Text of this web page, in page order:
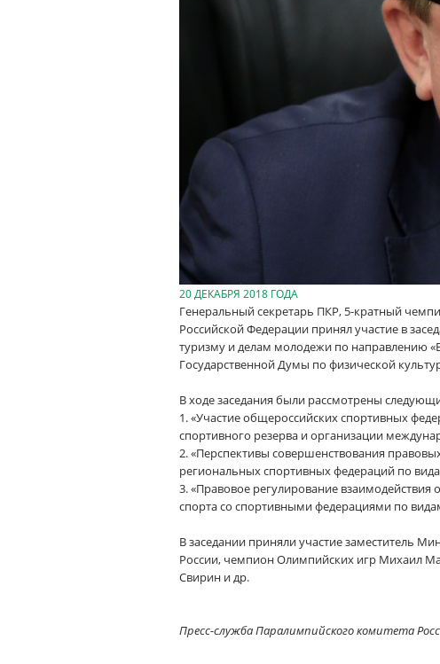
20 ДЕКАБРЯ 2018 ГОДА
Генеральный секретарь ПКР, 5-кратный
Российской Федерации принял участие в
туризму и делам молодежи по направлению
Государственной Думы по физической
В ходе заседания были рассмотрены
1. «Участие общероссийских спортивных
спортивного резерва и организации
2. «Перспективы совершенствования
региональных спортивных федераций по
3. «Правовое регулирование
спорта со спортивными федерациями по
В заседании приняли участие заместитель
России, чемпион Олимпийских игр Михаил
Свирин и др.
Пресс-служба Паралимпийского комитета